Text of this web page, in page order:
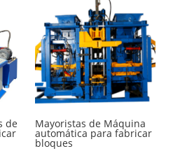
de Mayoristas de Máquina
automática para fabricar
bloques